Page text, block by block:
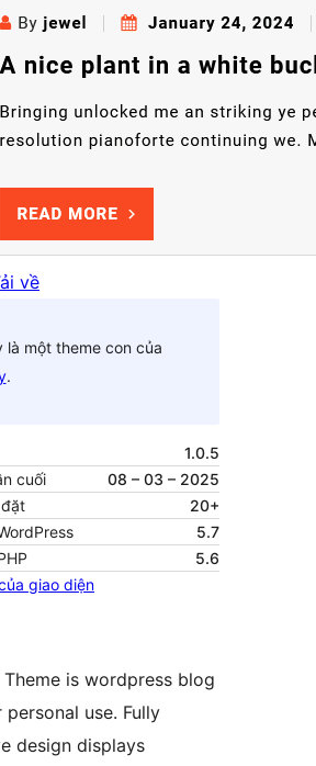
về
là một theme con của
.
1.0.5
cuối
08 – 03 – 2025
20+
5.7
5.6
giao diện
Theme is wordpress blog
use. Fully
design displays